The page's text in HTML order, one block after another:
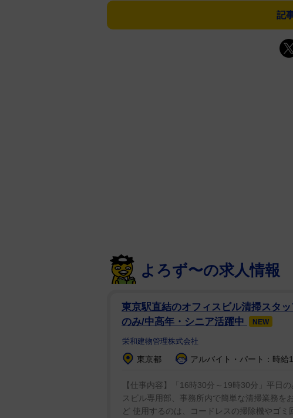
記
よろず〜の求人情報
東京駅直結のオフィスビル清掃スタ
のみ/中高年・シニア活躍中
NEW
栄和建物管理株式会社
東京都 アルバイト・パート：時給
【仕事内容】「16時30分～19時30分」平日
スビル専用部、事務所内で簡単な清掃業務を
ど 使用するのは、コードレスの掃除機やゴ